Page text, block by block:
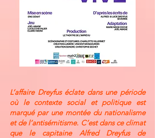
L’affaire Dreyfus éclate dans une période
où le contexte social et politique est
marqué par une montée du nationalisme
et de l’antisémitisme. C’est dans ce climat
que le capitaine Alfred Dreyfus de